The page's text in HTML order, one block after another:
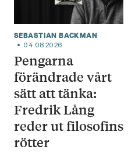
SEBASTIAN BACKMAN
04.08.2026
Pengarna
förändrade vårt
sätt att tänka:
Fredrik Lång
reder ut filosofins
rötter